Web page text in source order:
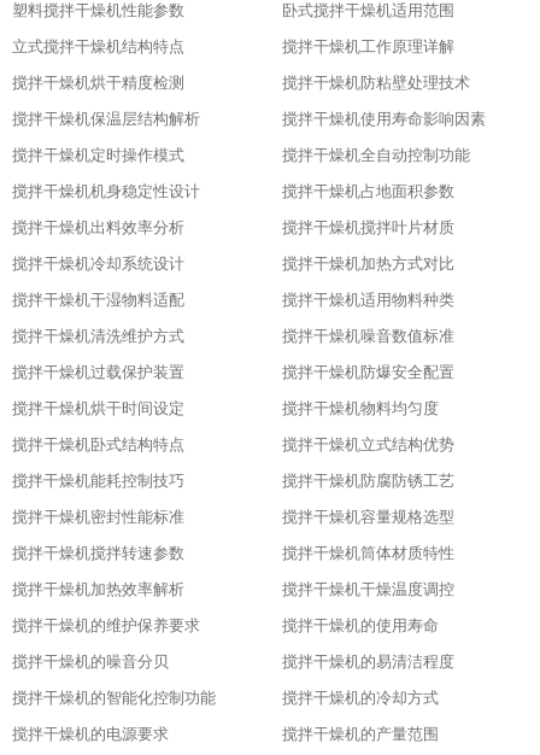
塑料搅拌干燥机性能参数
卧式搅拌干燥机适用范围
立式搅拌干燥机结构特点
搅拌干燥机工作原理详解
搅拌干燥机烘干精度检测
搅拌干燥机防粘壁处理技术
搅拌干燥机保温层结构解析
搅拌干燥机使用寿命影响因素
搅拌干燥机定时操作模式
搅拌干燥机全自动控制功能
搅拌干燥机机身稳定性设计
搅拌干燥机占地面积参数
搅拌干燥机出料效率分析
搅拌干燥机搅拌叶片材质
搅拌干燥机冷却系统设计
搅拌干燥机加热方式对比
搅拌干燥机干湿物料适配
搅拌干燥机适用物料种类
搅拌干燥机清洗维护方式
搅拌干燥机噪音数值标准
搅拌干燥机过载保护装置
搅拌干燥机防爆安全配置
搅拌干燥机烘干时间设定
搅拌干燥机物料均匀度
搅拌干燥机卧式结构特点
搅拌干燥机立式结构优势
搅拌干燥机能耗控制技巧
搅拌干燥机防腐防锈工艺
搅拌干燥机密封性能标准
搅拌干燥机容量规格选型
搅拌干燥机搅拌转速参数
搅拌干燥机筒体材质特性
搅拌干燥机加热效率解析
搅拌干燥机干燥温度调控
搅拌干燥机的维护保养要求
搅拌干燥机的使用寿命
搅拌干燥机的噪音分贝
搅拌干燥机的易清洁程度
搅拌干燥机的智能化控制功能
搅拌干燥机的冷却方式
搅拌干燥机的电源要求
搅拌干燥机的产量范围